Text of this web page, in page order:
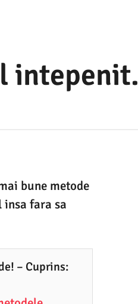
intepenit.
bune metode
insa fara sa
– Cuprins: